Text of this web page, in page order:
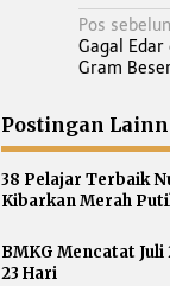
N
a
i
g
a
s
p
Pos
Gagal
Gram
Postingan
38 Pelajar Terbaik
Kibarkan Merah
BMKG Mencatat
23 Hari